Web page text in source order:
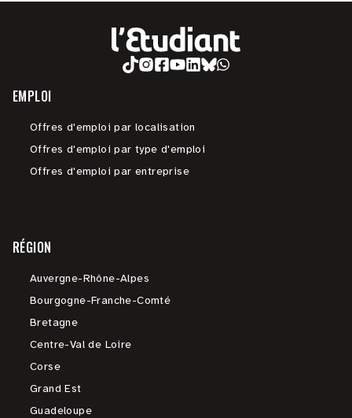
EMPLOI
Offres d'emploi par localisation
Offres d'emploi par type d'emploi
Offres d'emploi par entreprise
RÉGION
Auvergne-Rhône-Alpes
Bourgogne-Franche-Comté
Bretagne
Centre-Val de Loire
Corse
Grand Est
Guadeloupe